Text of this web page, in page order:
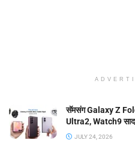
सॅमसंग Galaxy Z
Ultra2, Watch9
JULY 24, 2026